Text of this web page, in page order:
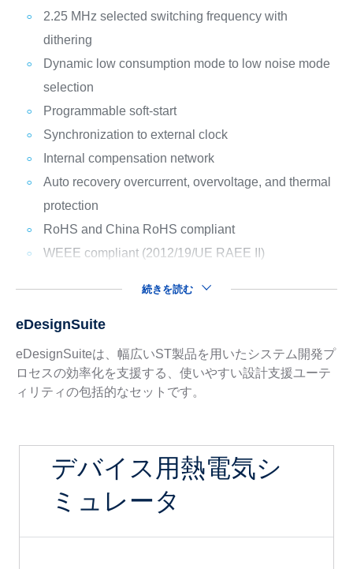
2.25 MHz selected switching frequency with
dithering
Dynamic low consumption mode to low noise mode
selection
Programmable soft-start
Synchronization to external clock
Internal compensation network
Auto recovery overcurrent, overvoltage, and thermal
protection
RoHS and China RoHS compliant
WEEE compliant (2012/19/UE RAEE II)
続きを読む
eDesignSuite
eDesignSuiteは、幅広いST製品を用いたシステム開発プ
ロセスの効率化を支援する、使いやすい設計支援ユーテ
ィリティの包括的なセットです。
デバイス用熱電気シ
ミュレータ